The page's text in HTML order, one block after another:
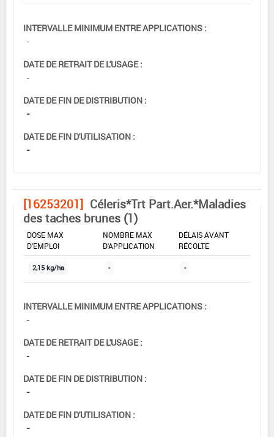
INTERVALLE MINIMUM ENTRE APPLICATIONS :
-
DATE DE RETRAIT DE L'USAGE :
-
DATE DE FIN DE DISTRIBUTION :
-
DATE DE FIN D'UTILISATION :
-
[16253201] Céleris*Trt Part.Aer.*Maladies
des taches brunes (1)
DOSE MAX
D'EMPLOI
NOMBRE MAX
D'APPLICATION
DÉLAIS AVANT
RÉCOLTE
2,15 kg/ha - -
INTERVALLE MINIMUM ENTRE APPLICATIONS :
-
DATE DE RETRAIT DE L'USAGE :
-
DATE DE FIN DE DISTRIBUTION :
-
DATE DE FIN D'UTILISATION :
-